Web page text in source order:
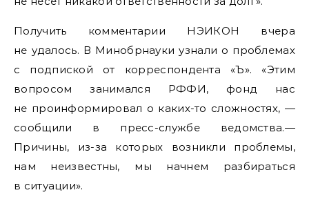
Получить комментарии НЭИКОН вчера
не удалось. В Минобрнауки узнали о проблемах
с подпиской от корреспондента «Ъ». «Этим
вопросом занимался РФФИ, фонд нас
не проинформировал о каких-то сложностях, —
сообщили в пресс-службе ведомства.—
Причины, из-за которых возникли проблемы,
нам неизвестны, мы начнем разбираться
в ситуации».